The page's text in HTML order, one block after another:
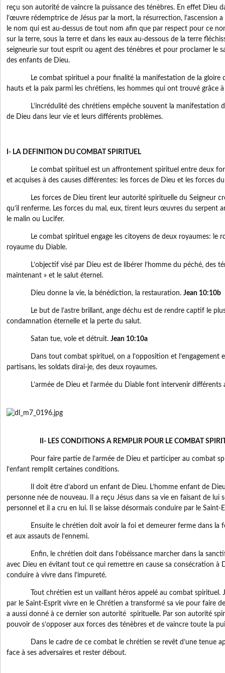
reçu son autorité de vaincre la puissance des ténèbres. En effet Dieu
l’œuvre rédemptrice de Jésus par la mort, la résurrection, l’ascension
le nom qui est au-dessus de tout nom afin que par respect pour ce
sur la terre, sous la terre et dans les eaux au-dessous de la terre
seigneurie sur tout esprit ou agent des ténèbres et pour proclamer le
des enfants de Dieu.
Le combat spirituel a pour finalité la manifestation de la gloire
hauts et la paix parmi les chrétiens, les hommes qui ont trouvé grâce
L’incrédulité des chrétiens empêche souvent la manifestation de
de Dieu dans leur vie et leurs différents problèmes.
I- LA DEFINITION DU COMBAT SPIRITUEL
Le combat spirituel est un affrontement spirituel entre deux
et acquises à des causes différentes: les forces de Dieu et les forces
Les forces de Dieu tirent leur autorité spirituelle du Seigneur
qu’il renferme. Les forces du mal, eux, tirent leurs œuvres du serpent
le malin ou Lucifer.
Le combat spirituel engage les citoyens de deux royaumes: le
royaume du Diable.
L’objectif visé par Dieu est de libérer l’homme du péché, des
maintenant » et le salut éternel.
Dieu donne la vie, la bénédiction, la restauration. Jean 10:10b
Le but de l’astre brillant, ange déchu est de rendre captif le plus
condamnation éternelle et la perte du salut.
Satan tue, vole et détruit. Jean 10:10a
Dans tout combat spirituel, on a l’opposition et l’engagement
partisans, les soldats dirai-je, des deux royaumes.
L’armée de Dieu et l’armée du Diable font intervenir différents
II- LES CONDITIONS A REMPLIR POUR LE COMBAT
Pour faire partie de l’armée de Dieu et participer au combat
l’enfant remplit certaines conditions.
Il doit être d’abord un enfant de Dieu. L’homme enfant de Dieu
personne née de nouveau. Il a reçu Jésus dans sa vie en faisant de lui
personnel et il a cru en lui. Il se laisse désormais conduire par le Saint-
Ensuite le chrétien doit avoir la foi et demeurer ferme dans la foi
et aux assauts de l’ennemi.
Enfin, le chrétien doit dans l’obéissance marcher dans la
avec Dieu en évitant tout ce qui remettre en cause sa consécration à
conduire à vivre dans l’impureté.
Tout chrétien est un vaillant héros appelé au combat spirituel.
par le Saint-Esprit vivre en le Chrétien a transformé sa vie pour faire
a aussi donné à ce dernier son autorité spirituelle. Par son autorité
pouvoir de s’opposer aux forces des ténèbres et de vaincre toute la
Dans le cadre de ce combat le chrétien se revêt d’une tenue
face à ses adversaires et rester débout.